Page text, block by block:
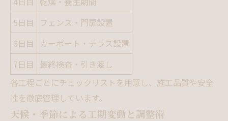
5日目
フェンス・門扉設置
6日目
カーポート・テラス設置
7日目
最終検査・引き渡し
各工程ごとにチェックリストを用意し、施工品質や安全
性を徹底管理しています。
天候・季節による工期変動と調整術